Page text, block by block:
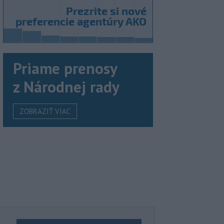
Priame prenosy
z Národnej rady
ZOBRAZIŤ VIAC